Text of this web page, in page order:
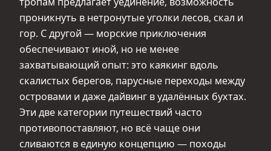
проникнуть в нетронутые уголки лесов, скал и
гор. С другой — морские приключения
обеспечивают иной, но не менее
захватывающий опыт: это каякинг вдоль
скалистых берегов, парусные переходы между
островами и даже дайвинг в удалённых бухтах.
Эти две категории путешествий часто
противопоставляют, но всё чаще они
сливаются в единую концепцию — походы